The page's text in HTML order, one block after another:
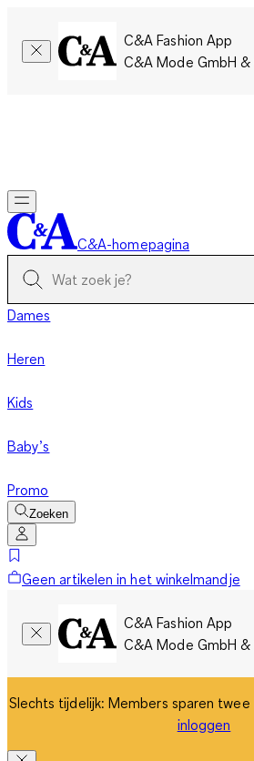
C&A Fashion App
C&A Mode GmbH &
C&A-homepagina
Dames
Heren
Kids
Baby’s
Promo
Zoeken
Geen artikelen in het winkelmandje
C&A Fashion App
C&A Mode GmbH &
Slechts tijdelijk: Members sparen
inloggen